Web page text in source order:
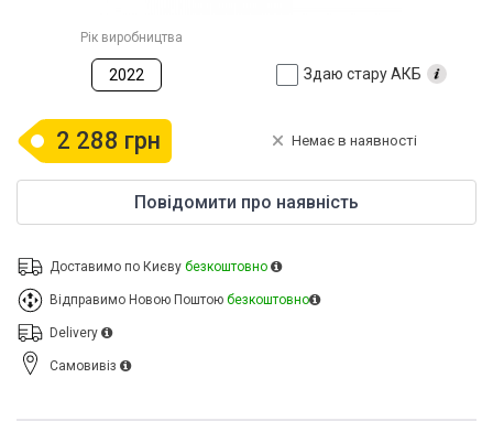
Рік виробництва
2022 Здаю стару АКБ
2 288 грн Немає в наявності
Повідомити про наявність
Доставимо по Києву безкоштовно
Відправимо Новою Поштою безкоштовно
Delivery
Cамовивіз